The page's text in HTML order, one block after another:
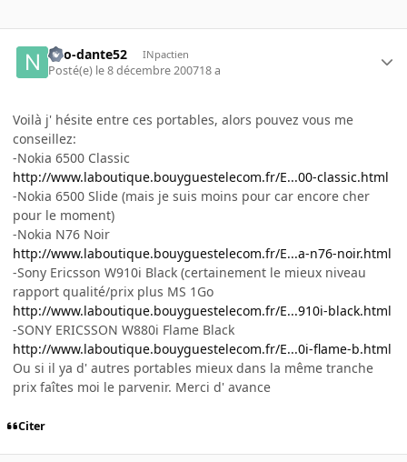
neo-dante52 INpactien
Posté(e) le 8 décembre 200718 a
Voilà j' hésite entre ces portables, alors pouvez vous me
conseillez:
-Nokia 6500 Classic
http://www.laboutique.bouyguestelecom.fr/E...00-classic.html
-Nokia 6500 Slide (mais je suis moins pour car encore cher
pour le moment)
-Nokia N76 Noir
http://www.laboutique.bouyguestelecom.fr/E...a-n76-noir.html
-Sony Ericsson W910i Black (certainement le mieux niveau
rapport qualité/prix plus MS 1Go
http://www.laboutique.bouyguestelecom.fr/E...910i-black.html
-SONY ERICSSON W880i Flame Black
http://www.laboutique.bouyguestelecom.fr/E...0i-flame-b.html
Ou si il ya d' autres portables mieux dans la même tranche
prix faîtes moi le parvenir. Merci d' avance
Citer